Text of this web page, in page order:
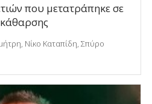
που μετατράπηκε σε
Νίκο Καταπίδη, Σπύρο